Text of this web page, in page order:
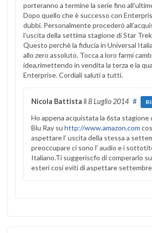
porteranno a termine la serie fino
Dopo quello che è successo con
dubbi. Personalmente procederò
l’uscita della settima stagione di Star
Questo perchè la fiducia in Universal
allo zero assoluto. Tocca a loro farmi
idea,rimettendo in vendita la terza e la
Enterprise. Cordiali saluti a tutti.
Nicola Battista il 8 Luglio 2014 #
Ho appena acquistata la 6sta stagione
Blu Ray su http://www.amazon.com
aspettare l’ uscita della stessa a
preoccupare ci sono l’ audio e i
Italiano.Ti suggeriscfo di comperarlo su
esteri cosi eviti di aspettare